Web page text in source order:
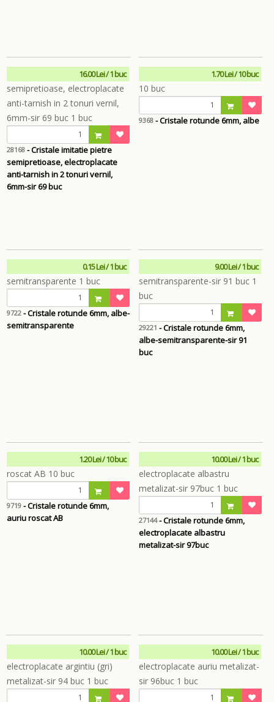
16.00 Lei / 1 buc
28168 - Cristale imitatie pietre
semipretioase, electroplacate
anti-tarnish in 2 tonuri vernil,
6mm-sir 69 buc
1.70 Lei / 10 buc
9368- Cristale rotunde 6mm, albe
0.15 Lei / 1 buc
9722 - Cristale rotunde 6mm, albe-
semitransparente
9.00 Lei / 1 buc
29221 - Cristale rotunde 6mm,
albe-semitransparente-sir 91
buc
1.20 Lei / 10 buc
9719 - Cristale rotunde 6mm,
auriu roscat AB
10.00 Lei / 1 buc
27144- Cristale rotunde 6mm,
electroplacate albastru
metalizat-sir 97buc
10.00 Lei / 1 buc 10.00 Lei / 1 buc